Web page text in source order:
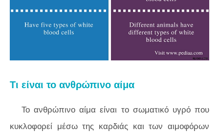
Τι είναι το ανθρώπινο αίμα
Το ανθρώπινο αίμα είναι το σωματικό υγρό που
κυκλοφορεί μέσω της καρδιάς και των αιμοφόρων